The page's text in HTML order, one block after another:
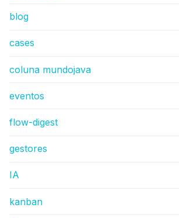
blog
cases
coluna mundojava
eventos
flow-digest
gestores
IA
kanban